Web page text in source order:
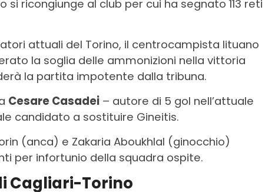
si ricongiunge al club per cui ha segnato 113 reti
attuali del Torino, il centrocampista lituano
la soglia delle ammonizioni nella vittoria
la partita impotente dalla tribuna.
Cesare Casadei – autore di 5 gol nell’attuale
candidato a sostituire Gineitis.
(anca) e Zakaria Aboukhlal (ginocchio)
per infortunio della squadra ospite.
Cagliari-Torino